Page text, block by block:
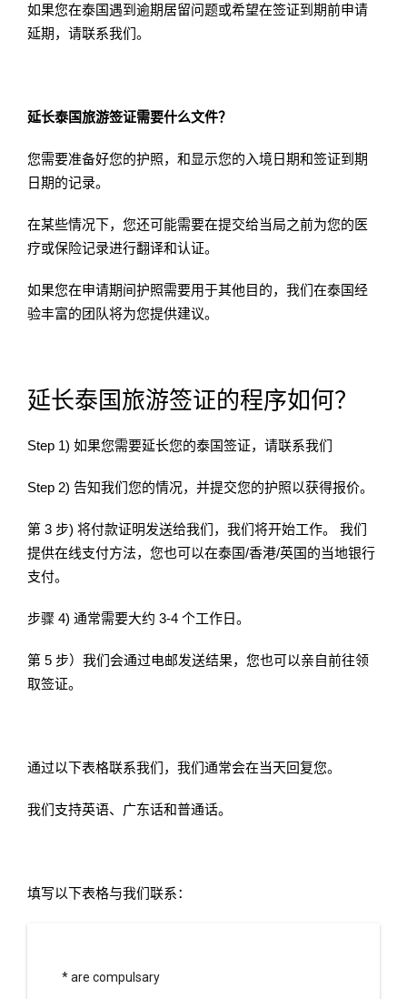
如果您在泰国遇到逾期居留问题或希望在签证到期前申请
延期，请联系我们。
延长泰国旅游签证需要什么文件？
您需要准备好您的护照，和显示您的入境日期和签证到期
日期的记录。
在某些情况下，您还可能需要在提交给当局之前为您的医
疗或保险记录进行翻译和认证。
如果您在申请期间护照需要用于其他目的，我们在泰国经
验丰富的团队将为您提供建议。
延长泰国旅游签证的程序如何？
Step 1) 如果您需要延长您的泰国签证，请联系我们
Step 2) 告知我们您的情况，并提交您的护照以获得报价。
第 3 步) 将付款证明发送给我们，我们将开始工作。 我们
提供在线支付方法，您也可以在泰国/香港/英国的当地银行
支付。
步骤 4) 通常需要大约 3-4 个工作日。
第 5 步）我们会通过电邮发送结果，您也可以亲自前往领
取签证。
通过以下表格联系我们，我们通常会在当天回复您。
我们支持英语、广东话和普通话。
填写以下表格与我们联系：
* are compulsary